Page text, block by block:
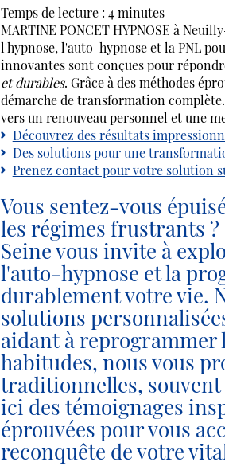
Temps de lecture : 4 minutes
MARTINE PONCET HYPNOSE à
l'hypnose, l'auto-hypnose et la PNL
innovantes sont conçues pour
et durables. Grâce à des méthodes
démarche de transformation
vers un renouveau personnel et une
Découvrez des résultats
Des solutions pour une
Prenez contact pour votre solution
Vous sentez-vous
les régimes frustrants ?
Seine vous invite à
l'auto-hypnose et la
durablement votre vie.
solutions
aidant à reprogrammer
habitudes, nous vous
traditionnelles,
ici des témoignages
éprouvées pour vous
reconquête de votre